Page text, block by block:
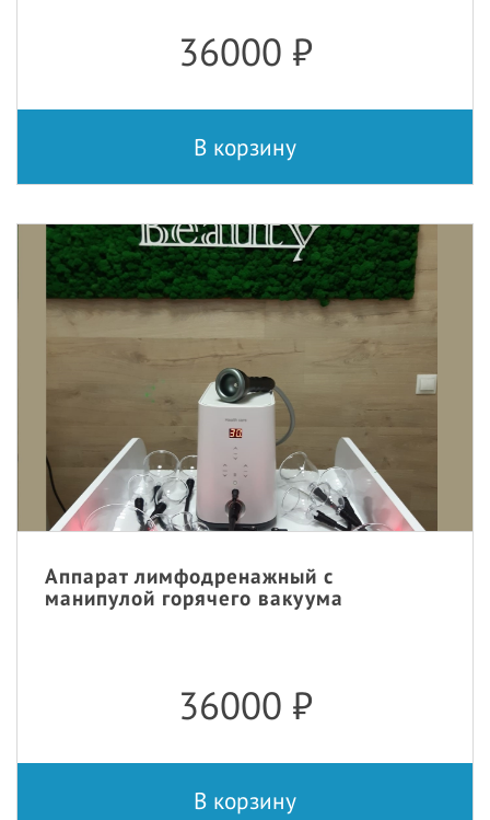
36000 ₽
В корзину
Аппарат лимфодренажный с
манипулой горячего вакуума
36000 ₽
В корзину